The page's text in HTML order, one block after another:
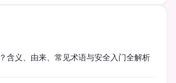
含义、由来、常见术语与安全入门全解析